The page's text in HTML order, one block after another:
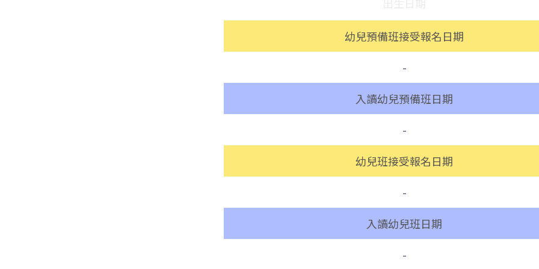
保姆車1
德明邨, 啟業邨, 彩盈邨, 翔龍灣, 土瓜
灣 (萬寧), 紅墈(碧麗花園), 寶其利街,
必嘉街(近公廁), 愛民邨, 何文田邨,
彩虹地鐵站A出口
前往方法
葵興分校
葵興站 (C出口)
30, 31M, 32M, 33A, 34, 36A, 36M,
37, 37M, 38, 38A, 40, 40X, 43, 43A,
44M, 46X, 47X, 57M, 58M, 59A, 60,
幼兒預備班接受報名日期
-
入讀幼兒預備班日期
-
幼兒班接受報名日期
-
入讀幼兒班日期
-